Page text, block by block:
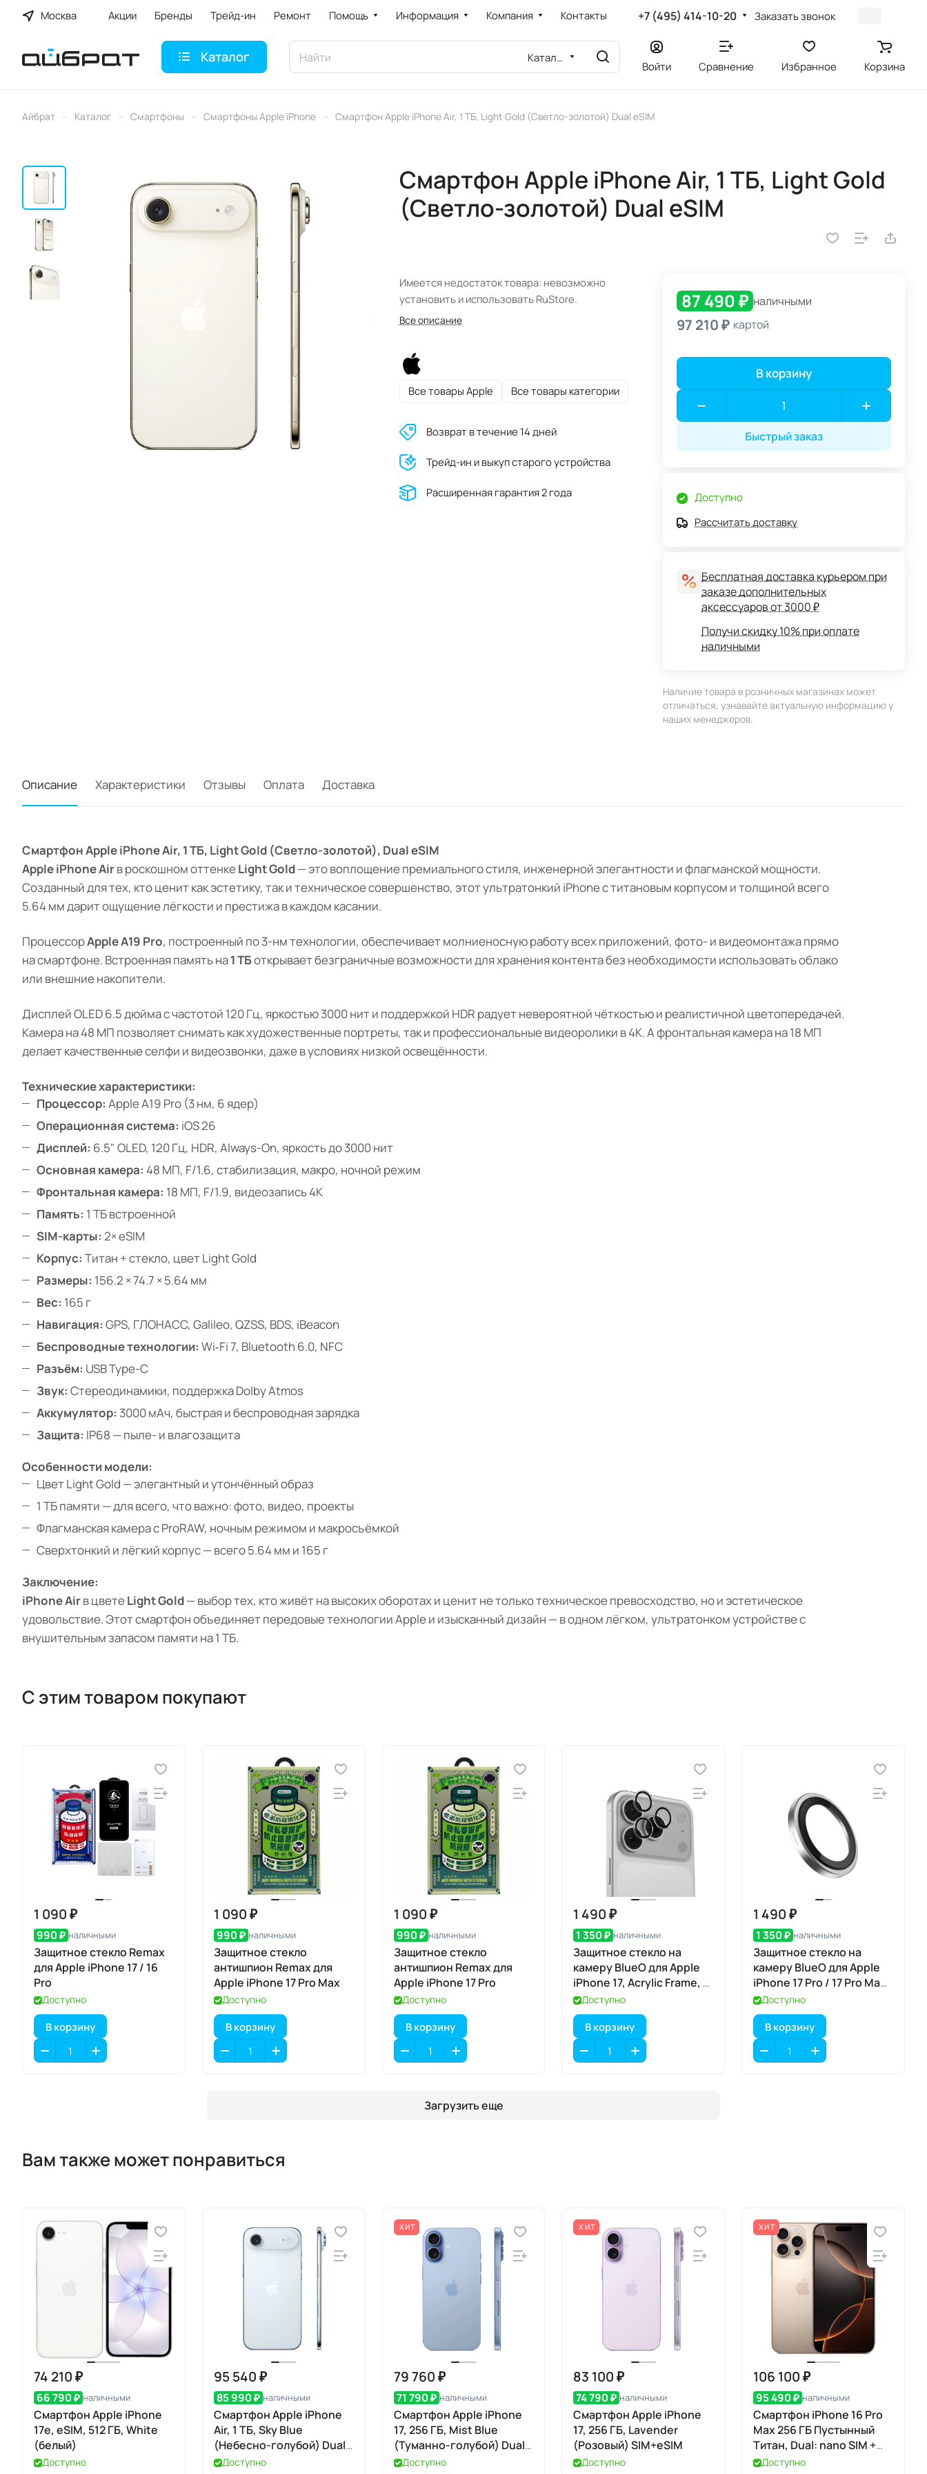
Москва Акции Бренды Трейд-ин Ремонт Помощь Информация Компания Контакты +7 (495) 414-10-20 Заказать звонок
Каталог Каталог
Войти Сравнение Избранное Корзина
Айбрат – Каталог – Смартфоны – Смартфоны Apple iPhone – Смартфон Apple iPhone Air, 1 ТБ, Light Gold (Светло-золотой) Dual eSIM
Смартфон Apple iPhone Air, 1 ТБ, Light Gold
(Светло-золотой) Dual eSIM
Имеется недостаток товара: невозможно
установить и использовать RuStore.
Все описание
Все товары Apple Все товары категории
Возврат в течение 14 дней
Трейд-ин и выкуп старого устройства
Расширенная гарантия 2 года
87 490 ₽ наличными
97 210 ₽ картой
В корзину
Быстрый заказ
Доступно
Рассчитать доставку
Бесплатная доставка курьером при
заказе дополнительных
аксессуаров от 3000 ₽
Получи скидку 10% при оплате
наличными
Наличие товара в розничных магазинах может
отличаться, узнавайте актуальную информацию у
наших менеджеров.
Описание Характеристики Отзывы Оплата Доставка
Смартфон Apple iPhone Air, 1 ТБ, Light Gold (Светло-золотой), Dual eSIM
Apple iPhone Airв роскошном оттенкеLight Gold— это воплощение премиального стиля, инженерной элегантности и флагманской мощности.
Созданный для тех, кто ценит как эстетику, так и техническое совершенство, этот ультратонкий iPhone с титановым корпусом и толщиной всего
5.64 мм дарит ощущение лёгкости и престижа в каждом касании.
ПроцессорApple A19 Pro, построенный по 3-нм технологии, обеспечивает молниеносную работу всех приложений, фото- и видеомонтажа прямо
на смартфоне. Встроенная память на1 ТБоткрывает безграничные возможности для хранения контента без необходимости использовать облако
или внешние накопители.
Дисплей OLED 6.5 дюйма с частотой 120 Гц, яркостью 3000 нит и поддержкой HDR радует невероятной чёткостью и реалистичной цветопередачей.
Камера на 48 МП позволяет снимать как художественные портреты, так и профессиональные видеоролики в 4K. А фронтальная камера на 18 МП
делает качественные селфи и видеозвонки, даже в условиях низкой освещённости.
Технические характеристики:
Процессор: Apple A19 Pro (3 нм, 6 ядер)
Операционная система: iOS 26
Дисплей: 6.5" OLED, 120 Гц, HDR, Always-On, яркость до 3000 нит
Основная камера: 48 МП, F/1.6, стабилизация, макро, ночной режим
Фронтальная камера: 18 МП, F/1.9, видеозапись 4K
Память: 1 ТБ встроенной
SIM-карты: 2× eSIM
Корпус: Титан + стекло, цвет Light Gold
Размеры: 156.2 × 74.7 × 5.64 мм
Вес: 165 г
Навигация: GPS, ГЛОНАСС, Galileo, QZSS, BDS, iBeacon
Беспроводные технологии: Wi‑Fi 7, Bluetooth 6.0, NFC
Разъём: USB Type-C
Звук: Стереодинамики, поддержка Dolby Atmos
Аккумулятор: 3000 мАч, быстрая и беспроводная зарядка
Защита: IP68 — пыле- и влагозащита
Особенности модели:
Цвет Light Gold — элегантный и утончённый образ
1 ТБ памяти — для всего, что важно: фото, видео, проекты
Флагманская камера с ProRAW, ночным режимом и макросъёмкой
Сверхтонкий и лёгкий корпус — всего 5.64 мм и 165 г
Заключение:
iPhone Airв цветеLight Gold— выбор тех, кто живёт на высоких оборотах и ценит не только техническое превосходство, но и эстетическое
удовольствие. Этот смартфон объединяет передовые технологии Apple и изысканный дизайн — в одном лёгком, ультратонком устройстве с
внушительным запасом памяти на 1 ТБ.
С этим товаром покупают
1 090 ₽
990 ₽ наличными
Защитное стекло Remax
для Apple iPhone 17 / 16
Pro
Доступно
В корзину
1 090 ₽
990 ₽ наличными
Защитное стекло
антишпион Remax для
Apple iPhone 17 Pro Max
Доступно
В корзину
1 090 ₽
990 ₽ наличными
Защитное стекло
антишпион Remax для
Apple iPhone 17 Pro
Доступно
В корзину
1 490 ₽
1 350 ₽ наличными
Защитное стекло на
камеру BlueO для Apple
iPhone 17, Acrylic Frame, 2
шт., Clear (прозрачный), с
аппликатором
Доступно
В корзину
1 490 ₽
1 350 ₽ наличными
Защитное стекло на
камеру BlueO для Apple
iPhone 17 Pro / 17 Pro Max,
Aluminium, 3 шт., Grey
(серый), с аппликатором
Доступно
В корзину
Загрузить еще
Вам также может понравиться
74 210 ₽
66 790 ₽ наличными
Смартфон Apple iPhone
17e, eSIM, 512 ГБ, White
(белый)
Доступно
95 540 ₽
85 990 ₽ наличными
Смартфон Apple iPhone
Air, 1 ТБ, Sky Blue
(Небесно-голубой) Dual
eSIM
Доступно
ХИТ
79 760 ₽
71 790 ₽ наличными
Смартфон Apple iPhone
17, 256 ГБ, Mist Blue
(Туманно-голубой) Dual
eSIM
Доступно
ХИТ
83 100 ₽
74 790 ₽ наличными
Смартфон Apple iPhone
17, 256 ГБ, Lavender
(Розовый) SIM+eSIM
Доступно
ХИТ
106 100 ₽
95 490 ₽ наличными
Смартфон iPhone 16 Pro
Max 256 ГБ Пустынный
Титан, Dual: nano SIM +
eSIM
Доступно